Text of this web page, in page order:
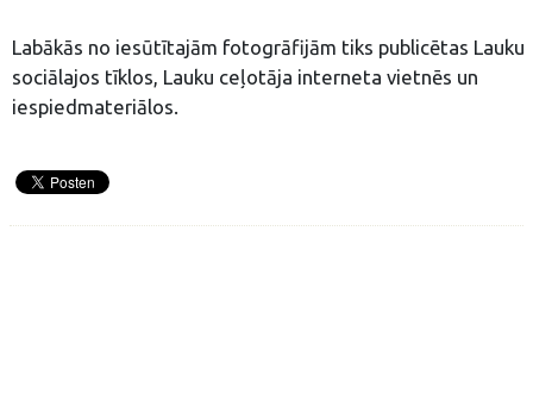
Labākās no iesūtītajām fotogrāfijām tiks publicētas Lauku
sociālajos tīklos, Lauku ceļotāja interneta vietnēs un
iespiedmateriālos.